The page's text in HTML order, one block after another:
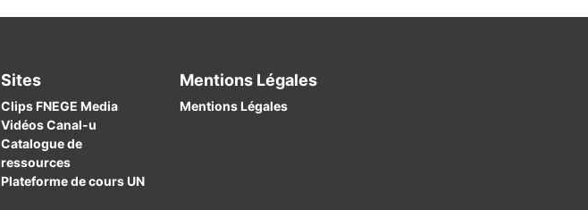
Sites
Clips FNEGE Media
Vidéos Canal-u
Catalogue de
ressources
Plateforme de cours UN
Mentions Légales
Mentions Légales